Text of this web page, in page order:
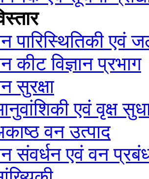
पारिस्थितिकी एवं
कीट विज्ञान प्रभाग
सुरक्षा
एवं वृक्ष
वन उत्पाद
संवर्धन एवं वन